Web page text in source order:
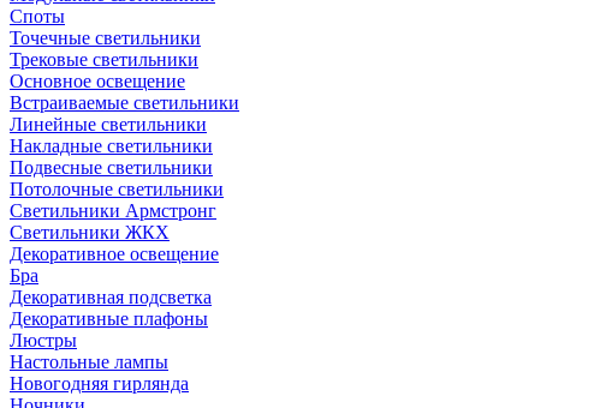
Споты
Точечные светильники
Трековые светильники
Основное освещение
Встраиваемые светильники
Линейные светильники
Накладные светильники
Подвесные светильники
Потолочные светильники
Светильники Армстронг
Светильники ЖКХ
Декоративное освещение
Бра
Декоративная подсветка
Декоративные плафоны
Люстры
Настольные лампы
Новогодняя гирлянда